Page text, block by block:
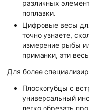
различных
поплавки.
Цифровые весы
точно узнаете,
измерение рыбы
приманки, эти
Для более
Плоскогубцы с
универсальный
легко обрезать